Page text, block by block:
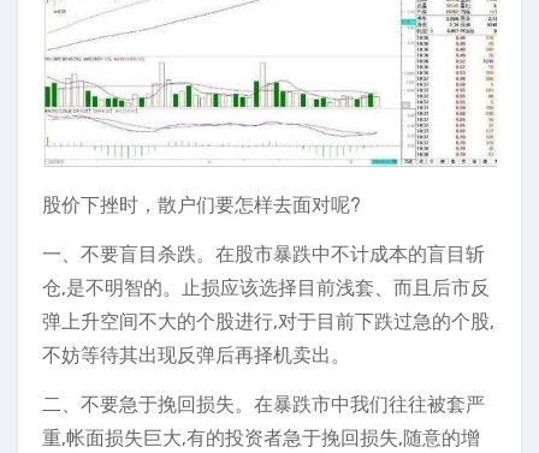
股价下挫时，散户们要怎样去面对呢?
一、不要盲目杀跌。在股市暴跌中不计成本的盲目斩
仓,是不明智的。止损应该选择目前浅套、而且后市反
弹上升空间不大的个股进行,对于目前下跌过急的个股,
不妨等待其出现反弹后再择机卖出。
二、不要急于挽回损失。在暴跌市中我们往往被套严
重,帐面损失巨大,有的投资者急于挽回损失,随意的增